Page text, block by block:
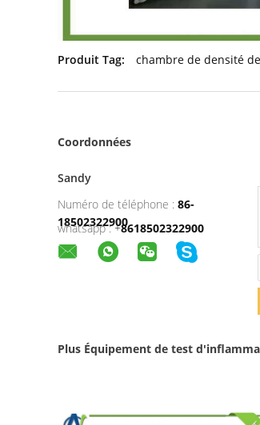
Produit Tag: chambre de densité
Coordonnées
Sandy
Numéro de téléphone : 86-
18502322900
whatsapp :+8618502322900
Plus Équipement de test